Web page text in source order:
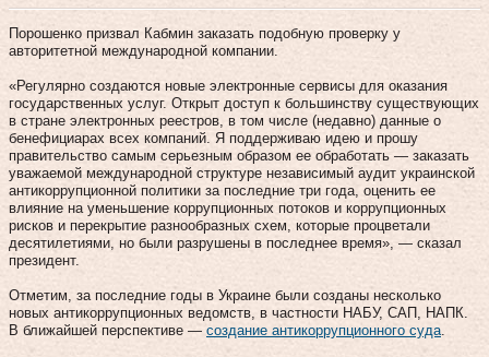
Порошенко призвал Кабмин заказать подобную проверку у
авторитетной международной компании.
«Регулярно создаются новые электронные сервисы для оказания
государственных услуг. Открыт доступ к большинству существующих
в стране электронных реестров, в том числе (недавно) данные о
бенефициарах всех компаний. Я поддерживаю идею и прошу
правительство самым серьезным образом ее обработать — заказать
уважаемой международной структуре независимый аудит украинской
антикоррупционной политики за последние три года, оценить ее
влияние на уменьшение коррупционных потоков и коррупционных
рисков и перекрытие разнообразных схем, которые процветали
десятилетиями, но были разрушены в последнее время», — сказал
президент.
Отметим, за последние годы в Украине были созданы несколько
новых антикоррупционных ведомств, в частности НАБУ, САП, НАПК.
В ближайшей перспективе — создание антикоррупционного суда